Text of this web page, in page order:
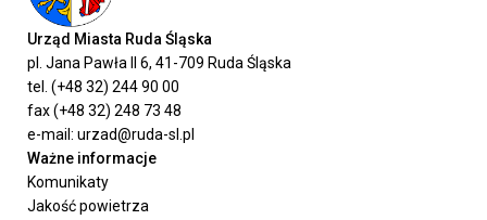
Urząd Miasta Ruda Śląska
pl. Jana Pawła II 6, 41-709 Ruda Śląska
tel. (+48 32) 244 90 00
fax (+48 32) 248 73 48
e-mail: urzad@ruda-sl.pl
Ważne informacje
Komunikaty
Jakość powietrza